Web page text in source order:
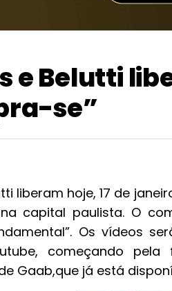
e Belutti
se”
liberam hoje, 17 de
capital paulista. O
Os vídeos
começando pela
Gaab,que já está